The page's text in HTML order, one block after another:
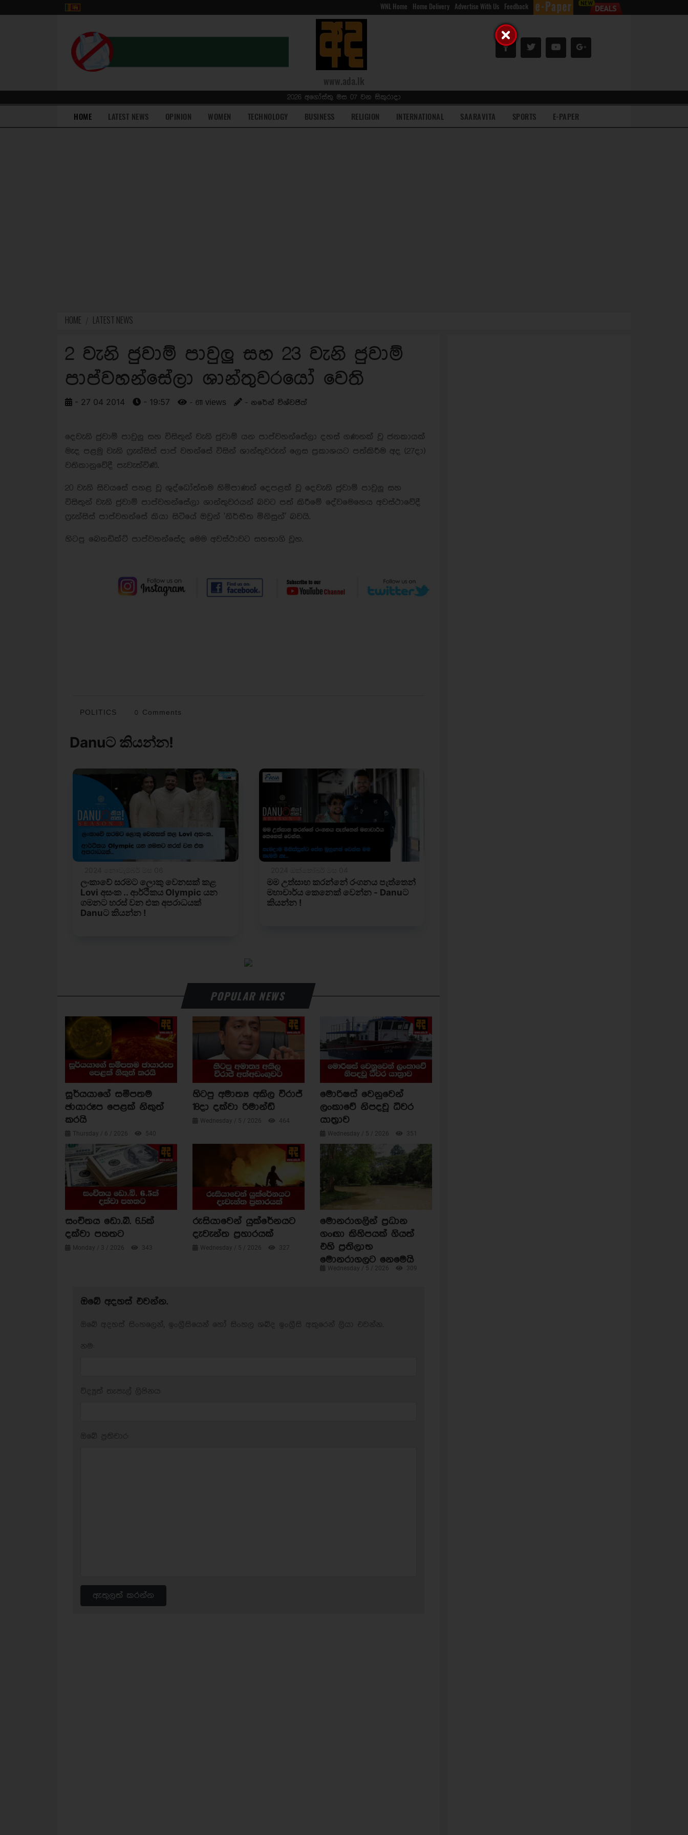
WNL Home Home Delivery Advertise With Us Feedback
www.ada.lk
2026 අගෝස්තු මස 07 වන සිකුරාදා
HOME(current)LATEST NEWS OPINION WOMEN TECHNOLOGY BUSINESS RELIGION INTERNATIONAL SAARAVITA SPORTS E-PAPER
HOME LATEST NEWS
2 වැනි ජුවාම් පාවුලු සහ 23 වැනි ජුවාම්
පාප්වහන්සේලා ශාන්තුවරයෝ වෙති
- 27 04 2014 - 19:57 - 611 views - නරේන් විශ්වජිත්
දෙවැනි ජුවාම් පාවුලු සහ විසිතුන් වැනි ජුවාම් යන පාප්වහන්සේලා දහස් ගණනක් වූ ජනකායක්
මැද පළමු වැනි ෆ්‍රැන්සිස් පාප් වහන්සේ විසින් ශාන්තුවරුන් ලෙස ප්‍රකාශයට පත්කිරීම අද (27දා)
වතිකානුවේදී පැවැත්විණි.
20 වැනි සිවයසේ පහළ වූ ශුද්ධෝත්තම හිමිපාණන් දෙපළක් වූ දෙවැනි ජුවාම් පාවුලු සහ
විසිතුන් වැනි ජුවාම් පාප්වහන්සේලා ශාන්තුවරයන් බවට පත් කිරීමේ දේවමෙහෙය අවස්ථාවේදී
ෆ්‍රැන්සිස් පාප්වහන්සේ කියා සිටියේ ඔවුන් 'නිර්භීත මිනිසුන්' බවයි.
හිටපු බෙනඩික්ට් පාප්වහන්සේද මෙම අවස්ථාවට සහභාගි වූහ.
POLITICS 0 Comments
POPULAR NEWS
සූර්යයාගේ සමීපතම
ඡායාරූප පෙළක් නිකුත්
කරයි
Thursday / 6 / 2026 540
හිටපු අමාත්‍ය අකිල විරාජ්
18දා දක්වා රිමාන්ඩ්
Wednesday / 5 / 2026 464
මොරිෂස් වෙනුවෙන්
ලංකාවේ නිපදවූ ධීවර
යාත්‍රාව
Wednesday / 5 / 2026 351
සංචිතය ඩො.බි. 6.5ක්
දක්වා පහතට
Monday / 3 / 2026 343
රුසියාවෙන් යුක්රේනයට
දැවැන්ත ප්‍රහාරයක්
Wednesday / 5 / 2026 327
මොනරාගලින් ප්‍රධාන
ගංඟා කිහිපයක් ගියත්
එහි ප්‍රතිලාභ
මොනරාගලට නෙමෙයි
Wednesday / 5 / 2026 309
ඔබේ අදහස් එවන්න.
ඇතුලත් කරන්න